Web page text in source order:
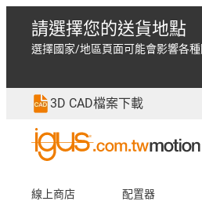
請選擇您的送貨地點
選擇國家/地區頁面可能會影響各
3D CAD檔案下載
線上商店 配置器